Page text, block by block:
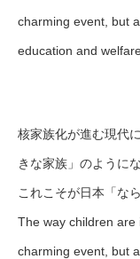
charming event, but
education and
核家族化が進む現代
きな家族」のようにな
これこそが日本「な
The way children are
charming event, but